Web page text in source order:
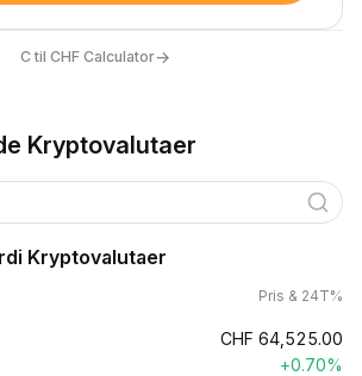
C til CHF Calculator→
Kryptovalutaer
Kryptovalutaer
Pris & 24T%
CHF 64,525.00
+0.70%